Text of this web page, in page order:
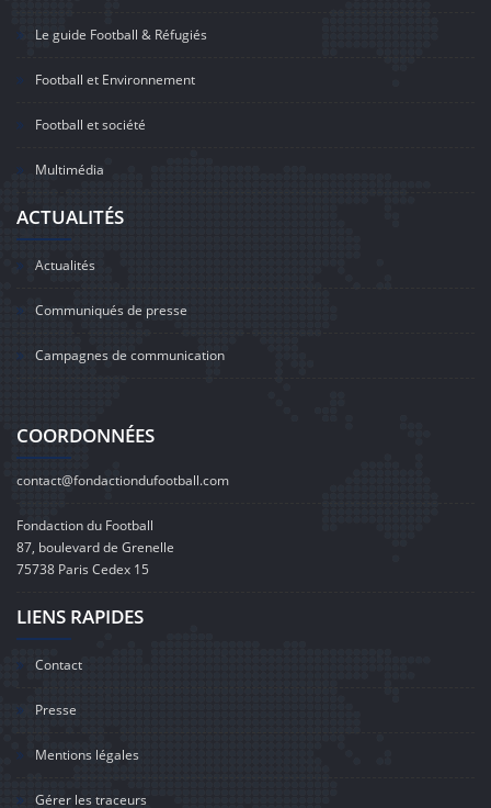
Le guide Football & Réfugiés
Football et Environnement
Football et société
Multimédia
ACTUALITÉS
Actualités
Communiqués de presse
Campagnes de communication
COORDONNÉES
contact@fondactiondufootball.com
Fondaction du Football
87, boulevard de Grenelle
75738 Paris Cedex 15
LIENS RAPIDES
Contact
Presse
Mentions légales
Gérer les traceurs